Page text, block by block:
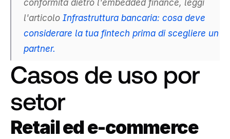
conformità dietro l'embedded finance, leggi
l'articolo Infrastruttura bancaria: cosa deve
considerare la tua fintech prima di scegliere un
partner.
Casos de uso por
setor
Retail ed e-commerce